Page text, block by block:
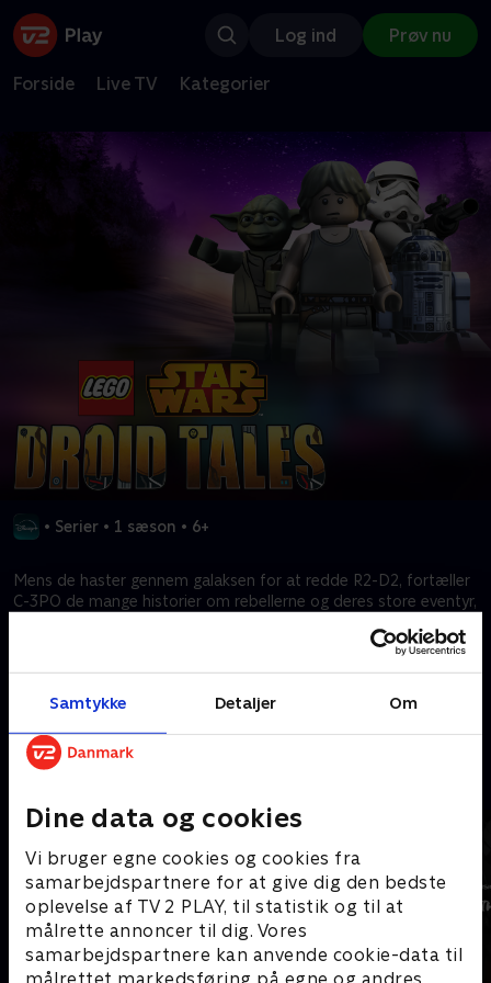
Samtykke Detaljer Om
Dine data og cookies
Vi bruger egne cookies og cookies fra
samarbejdspartnere for at give dig den bedste
oplevelse af TV 2 PLAY, til statistik og til at
målrette annoncer til dig. Vores
samarbejdspartnere kan anvende cookie-data til
Log ind Prøv nu
Forside Live TV Kategorier
• Serier • 1 sæson • 6+
Mens de haster gennem galaksen for at redde R2-D2, fortæller
C-3PO de mange historier om rebellerne og deres store eventyr,
Kræver tilkøb